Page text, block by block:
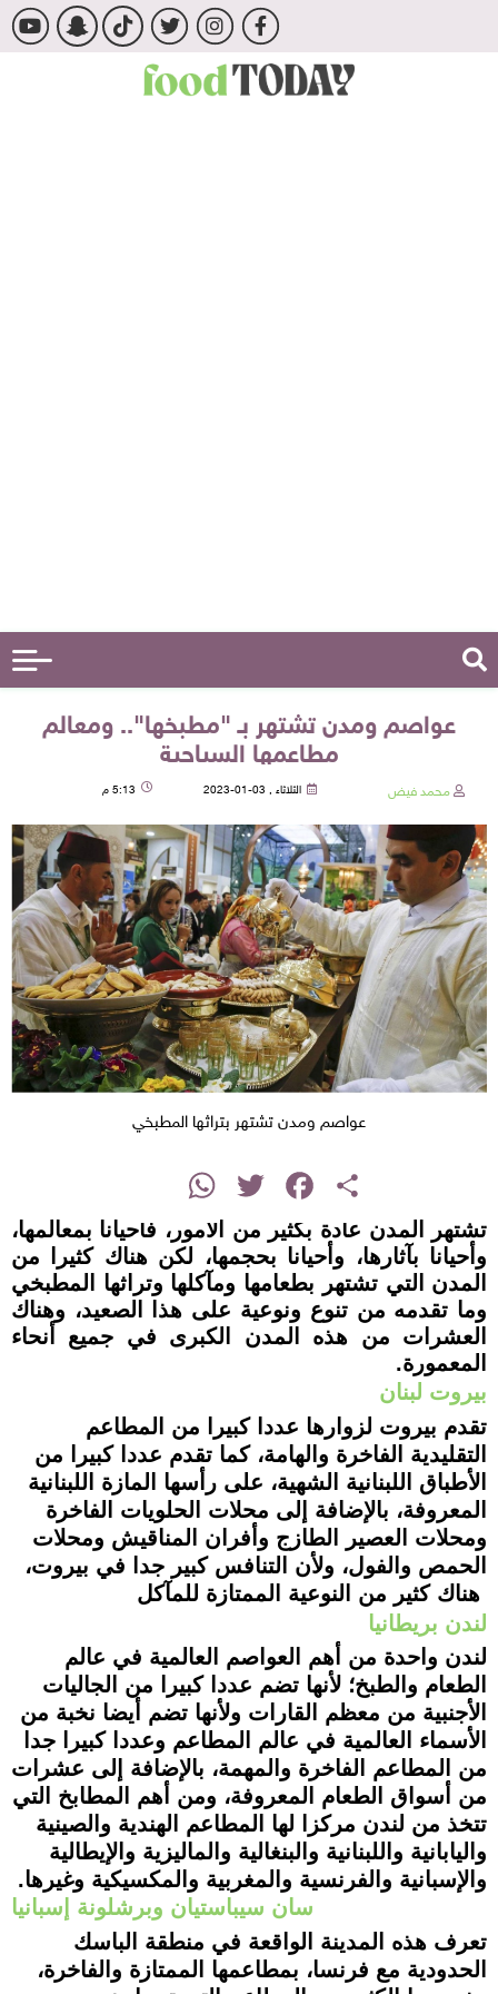
عواصم ومدن تشتهر بـ "مطبخها".. ومعالم
مطاعمها السياحية
محمد فيض الثلاثاء , 03-01-2023 5:13 م
عواصم ومدن تشتهر بتراثها المطبخي
Share
Facebook
Twitter
WhatsApp
تشتهر المدن عادة بكثير من الأمور، فأحيانا بمعالمها،
وأحيانا بآثارها، وأحيانا بحجمها، لكن هناك كثيرا
من
المدن التي تشتهر بطعامها ومآكلها وتراثها المطبخي
وما تقدمه من تنوع ونوعية على هذا الصعيد، وهناك
العشرات من هذه المدن الكبرى في جميع أنحاء
المعمورة.
بيروت لبنان
تقدم بيروت لزوارها عددا كبيرا
من المطاعم
التقليدية الفاخرة والهامة، كما تقدم عددا كبيرا من
الأطباق اللبنانية الشهية، على رأسها المازة اللبنانية
المعروفة، بالإضافة إلى محلات الحلويات الفاخرة
ومحلات العصير الطازج وأفران المناقيش ومحلات
الحمص والفول، ولأن التنافس كبير جدا في بيروت،
هناك كثير من النوعية الممتازة للمآكل
لندن بريطانيا
لندن واحدة من أهم العواصم العالمية في عالم
الطعام والطبخ؛ لأنها تضم عددا كبيرا من الجاليات
الأجنبية من معظم القارات ولأنها تضم أيضا نخبة من
الأسماء العالمية في عالم المطاعم وعددا كبيرا جدا
من المطاعم الفاخرة والمهمة، بالإضافة إلى عشرات
من أسواق الطعام المعروفة، ومن أهم المطابخ التي
تتخذ من لندن مركزا لها المطاعم الهندية والصينية
واليابانية واللبنانية والبنغالية والماليزية والإيطالية
والإسبانية والفرنسية والمغربية والمكسيكية وغيرها.
سان سيباستيان وبرشلونة
إسبانيا
تعرف هذه المدينة الواقعة في منطقة الباسك
الحدودية مع فرنسا، بمطاعمها الممتازة والفاخرة،